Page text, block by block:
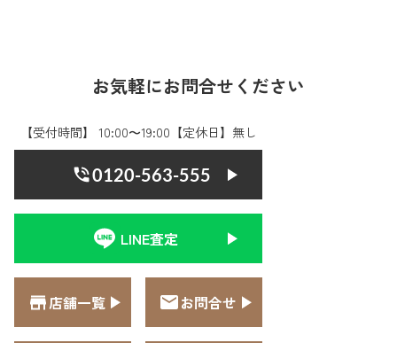
お気軽にお問合せください
【受付時間】 10:00〜19:00【定休日】無し
0120-563-555
LINE査定
店舗一覧 お問合せ